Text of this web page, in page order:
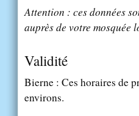
Attention : ces données
auprès de votre
Validité
Bierne : Ces horaires de
environs.